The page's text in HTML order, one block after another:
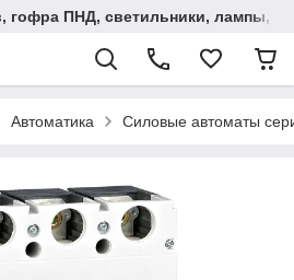
гофра ПНД, cветильники, лампы, и
Автоматика Силовые автоматы